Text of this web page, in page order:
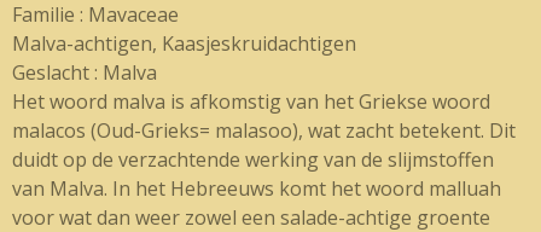
Familie : Mavaceae
Malva-achtigen, Kaasjeskruidachtigen
Geslacht : Malva
Het woord malva is afkomstig van het Griekse woord
malacos (Oud-Grieks= malasoo), wat zacht betekent. Dit
duidt op de verzachtende werking van de slijmstoffen
van Malva. In het Hebreeuws komt het woord malluah
voor wat dan weer zowel een salade-achtige groente